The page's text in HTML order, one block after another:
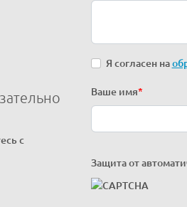
с
Я согласен на
Ваше имя*
Защита от